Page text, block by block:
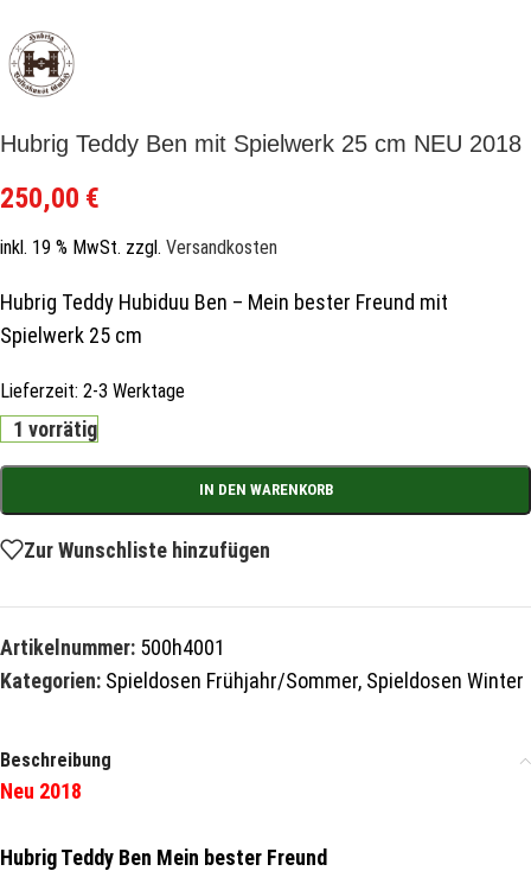
Hubrig Teddy Ben mit Spielwerk 25 cm NEU 2018
250,00 €
inkl. 19 % MwSt. zzgl. Versandkosten
Hubrig Teddy Hubiduu Ben – Mein bester Freund mit
Spielwerk 25 cm
Lieferzeit: 2-3 Werktage
1 vorrätig
IN DEN WARENKORB
Zur Wunschliste hinzufügen
Artikelnummer: 500h4001
Kategorien: Spieldosen Frühjahr/Sommer, Spieldosen Winter
Beschreibung
Neu 2018
Hubrig Teddy Ben Mein bester Freund